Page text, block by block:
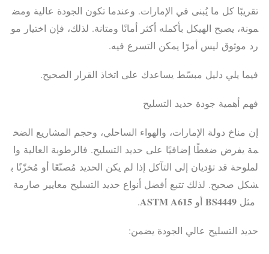
تقريبًا كل ما يُبنى في الإمارات. وعندما تكون الجودة عالية ومض
مونة، يصبح الهيكل بأكمله أكثر أمانًا ومتانة. لذلك، فإن اختيار مو
رد موثوق ليس أمرًا يمكن التسرع فيه.
فيما يلي دليل مبسّط يساعدك على اتخاذ القرار الصحيح.
فهم أهمية جودة حديد التسليح
إن مناخ دولة الإمارات، والهواء الساحلي، وحجم المشاريع الضخ
مة يفرض ضغطًا إضافيًا على حديد التسليح. فالرطوبة العالية وا
لملوحة قد تؤديان إلى التآكل إذا لم يكن الحديد مُصنّعًا أو مُخزّنًا ب
شكل صحيح. لذلك تتبع أفضل أنواع حديد التسليح معايير صارمة
مثل BS4449 أو ASTM A615
.
حديد التسليح عالي الجودة يضمن: